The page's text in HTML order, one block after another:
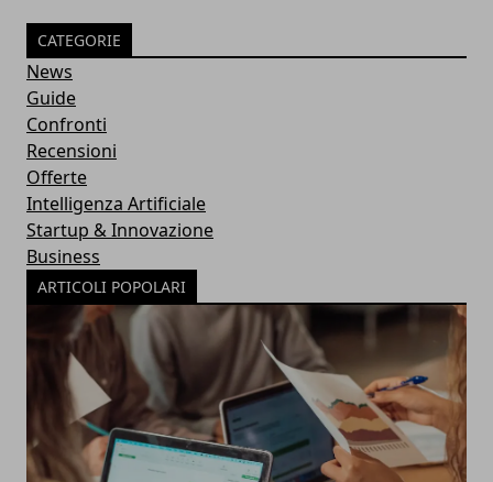
CATEGORIE
News
Guide
Confronti
Recensioni
Offerte
Intelligenza Artificiale
Startup & Innovazione
Business
ARTICOLI POPOLARI